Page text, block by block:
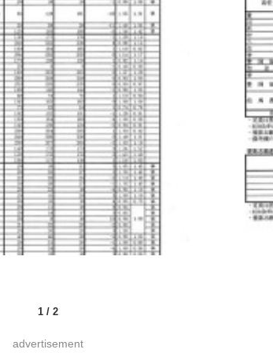
1 / 2
advertisement